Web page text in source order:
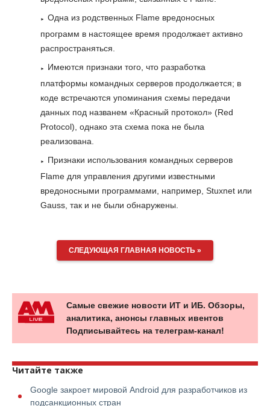
Одна из родственных Flame вредоносных
программ в настоящее время продолжает активно
распространяться.
Имеются признаки того, что разработка
платформы командных серверов продолжается; в
коде встречаются упоминания схемы передачи
данных под названем «Красный протокол» (Red
Protocol), однако эта схема пока не была
реализована.
Признаки использования командных серверов
Flame для управления другими известными
вредоносными программами, например, Stuxnet или
Gauss, так и не были обнаружены.
СЛЕДУЮЩАЯ ГЛАВНАЯ НОВОСТЬ »
Самые свежие новости ИТ и ИБ. Обзоры,
аналитика, анонсы главных ивентов
Подписывайтесь на телеграм-канал!
Читайте также
Google закроет мировой Android для разработчиков из
подсанкционных стран